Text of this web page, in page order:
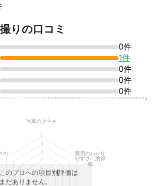
りの口コミ
0件
1件
0件
0件
0件
このプロへの項目別評価は
まだありません。
写真の上手さ
費用のわかり
やすさ・納得
感
の
1
2
3
4
5